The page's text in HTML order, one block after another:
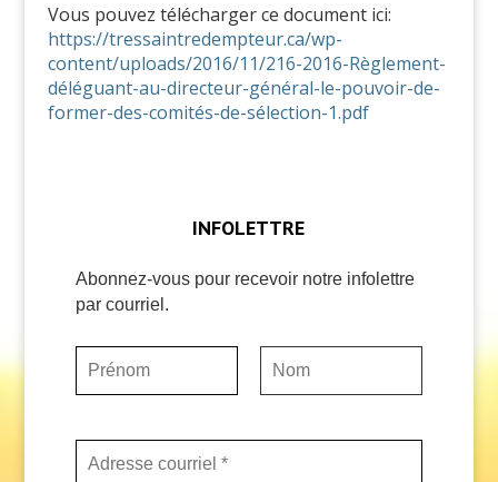
Vous pouvez télécharger ce document ici:
https://tressaintredempteur.ca/wp-
content/uploads/2016/11/216-2016-Règlement-
déléguant-au-directeur-général-le-pouvoir-de-
former-des-comités-de-sélection-1.pdf
INFOLETTRE
Abonnez-vous pour recevoir notre infolettre
par courriel.